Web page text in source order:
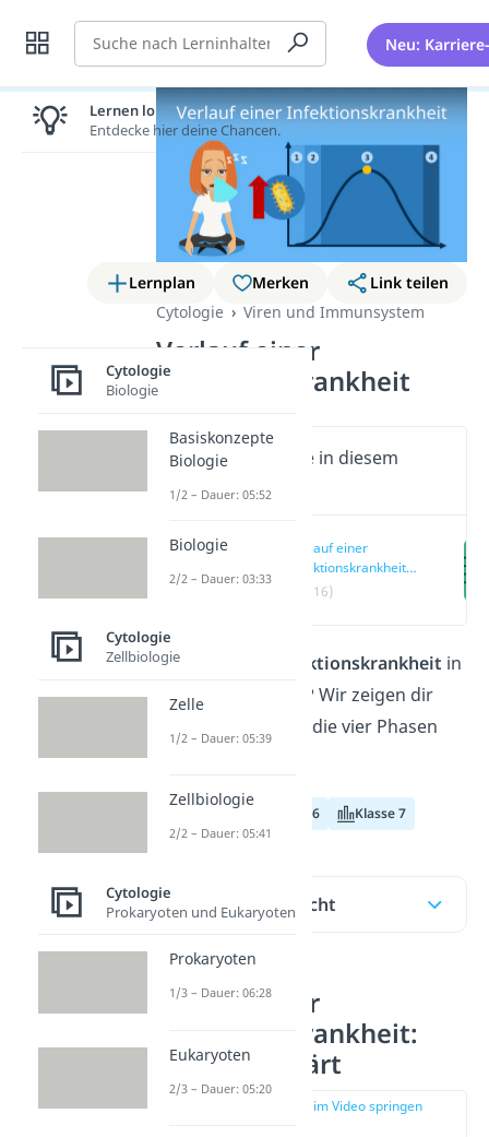
Suche Neu:
Lernplan Merken
Link teilen
Cytologie
Viren und Immunsystem
Verlauf einer
Infektionskrankheit
Wichtige Inhalte in diesem
Verlauf einer
Infektionskrankheit:
Phasen erklärt
(00:16)
Wie läuft eine Infektionskrankheit in
deinem Körper ab? Wir zeigen dir
die vier Phasen
Klasse 5 Klasse 6 Klasse 7
Inhaltsübersicht
Verlauf einer
Infektionskrankheit:
Phasen erklärt
zur Stelle im Video springen
Lernen lohnt sich!
Entdecke hier deine Chancen.
Cytologie
Biologie
Basiskonzepte
Biologie
1/2 – Dauer: 05:52
Biologie
2/2 – Dauer: 03:33
Cytologie
Zellbiologie
Zelle
1/2 – Dauer: 05:39
Zellbiologie
2/2 – Dauer: 05:41
Cytologie
Prokaryoten und Eukaryoten
Prokaryoten
1/3 – Dauer: 06:28
Eukaryoten
2/3 – Dauer: 05:20